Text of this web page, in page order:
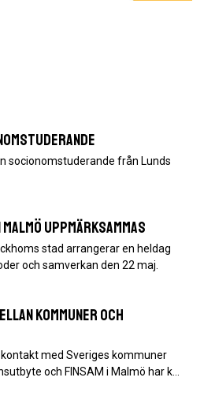
socionomstuderande från Lunds
Malmö uppmärksammas
stad arrangerar en heldag
och samverkan den 22 maj.
kommuner och
med Sveriges kommuner
och FINSAM i Malmö har k…